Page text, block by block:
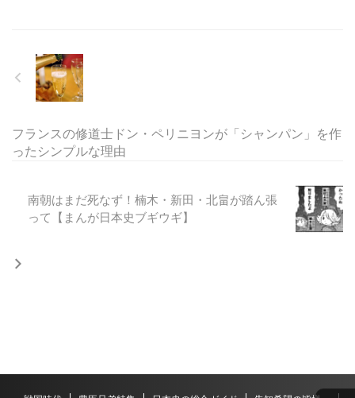
フランスの修道士ドン・ペリニヨンが「シャンパン」を作
ったシンプルな理由
南朝はまだ死なず！楠木・新田・北畠が踏ん張
って【まんが日本史ブギウギ】